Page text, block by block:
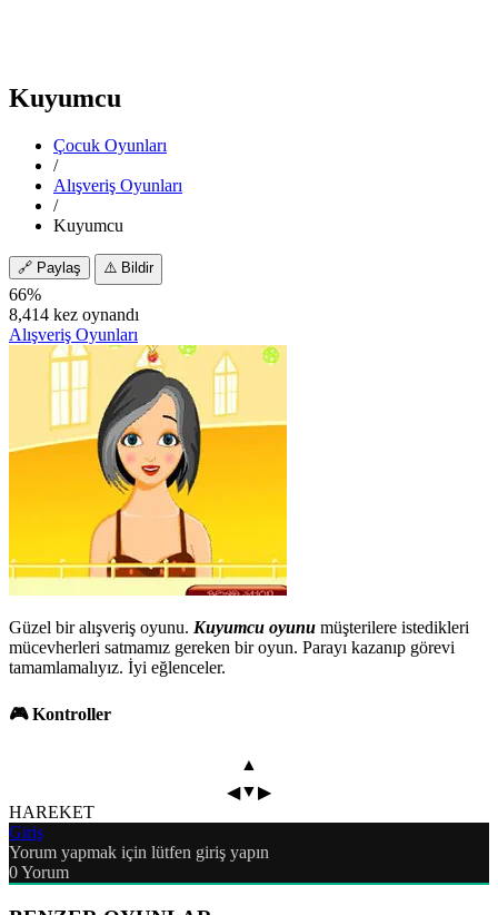
Kuyumcu
Çocuk Oyunları
/
Alışveriş Oyunları
/
Kuyumcu
🔗 Paylaş ⚠️ Bildir
66%
8,414 kez oynandı
Alışveriş Oyunları
Güzel bir alışveriş oyunu. Kuyumcu oyunu müşterilere istedikleri
mücevherleri satmamız gereken bir oyun. Parayı kazanıp görevi
tamamlamalıyız. İyi eğlenceler.
🎮 Kontroller
▲
◀▼▶
HAREKET
Giriş
Yorum yapmak için lütfen giriş yapın
0Yorum